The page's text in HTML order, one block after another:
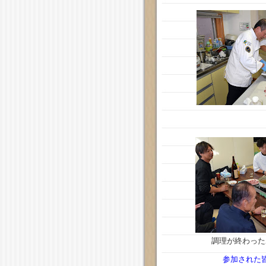
調理が終わっ
参加された